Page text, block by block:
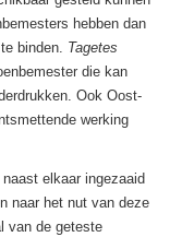
hebben dan
binden. Tagetes
die kan
Ook Oost-
werking
elkaar ingezaaid
naar het nut van deze
van de geteste